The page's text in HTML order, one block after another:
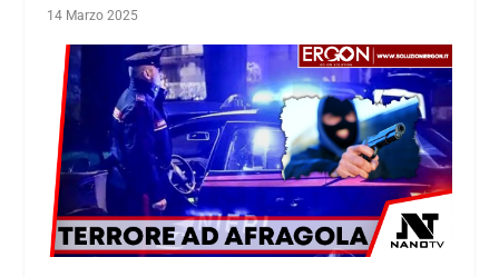
14 Marzo 2025